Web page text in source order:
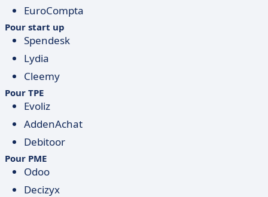
EuroCompta
Pour start up
Spendesk
Lydia
Cleemy
Pour TPE
Evoliz
AddenAchat
Debitoor
Pour PME
Odoo
Decizyx